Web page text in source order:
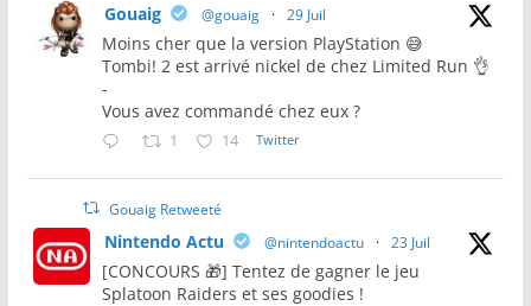
Gouaig @gouaig · 29 Juil
Moins cher que la version PlayStation 😅
Tombi! 2 est arrivé nickel de chez Limited Run 👌
-
Vous avez commandé chez eux ?
1 14 Twitter
Gouaig Retweeté
Nintendo Actu @nintendoactu · 23 Juil
[CONCOURS 🎁] Tentez de gagner le jeu
Splatoon Raiders et ses goodies !